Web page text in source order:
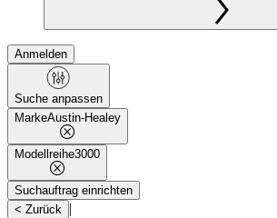
Anmelden
Suche anpassen
MarkeAustin-Healey
Modellreihe3000
Suchauftrag einrichten
< Zurück |